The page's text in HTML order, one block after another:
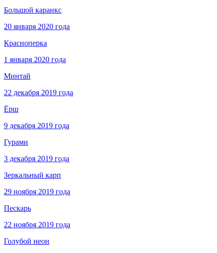
Большой каранкс
20 января 2020 года
Красноперка
1 января 2020 года
Минтай
22 декабря 2019 года
Ёрш
9 декабря 2019 года
Гурами
3 декабря 2019 года
Зеркальный карп
29 ноября 2019 года
Пескарь
22 ноября 2019 года
Голубой неон